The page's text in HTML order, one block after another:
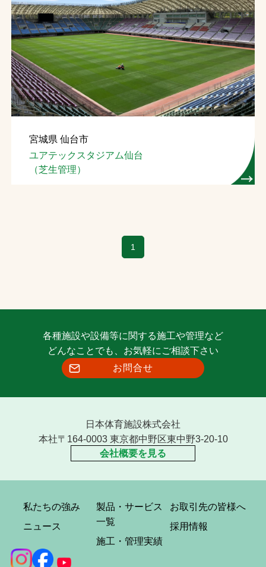
宮城県 仙台市
ユアテックスタジアム仙台
（芝生管理）
1
各種施設や設備等に関する施工や管理など
どんなことでも、お気軽にご相談下さい
お問合せ
日本体育施設株式会社
本社〒164-0003 東京都中野区東中野3-20-10
会社概要を見る
私たちの強み
ニュース
製品・サービス
一覧
施工・管理実績
お取引先の皆様へ
採用情報